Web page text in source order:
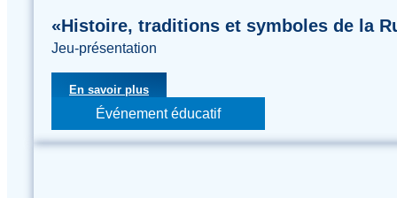
«Histoire, traditions et symboles de la
Jeu-présentation
En savoir plus
Événement éducatif